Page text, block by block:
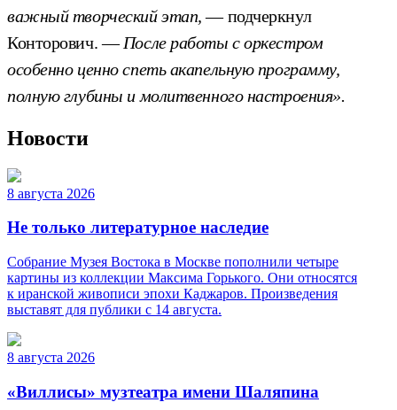
важный творческий этап,— подчеркнул
Конторович. —После работы с оркестром
особенно ценно спеть акапельную программу,
полную глубины и молитвенного настроения».
Новости
8 августа 2026
Не только литературное наследие
Собрание Музея Востока в Москве пополнили четыре
картины из коллекции Максима Горького. Они относятся
к иранской живописи эпохи Каджаров. Произведения
выставят для публики с 14 августа.
8 августа 2026
«Виллисы» музтеатра имени Шаляпина